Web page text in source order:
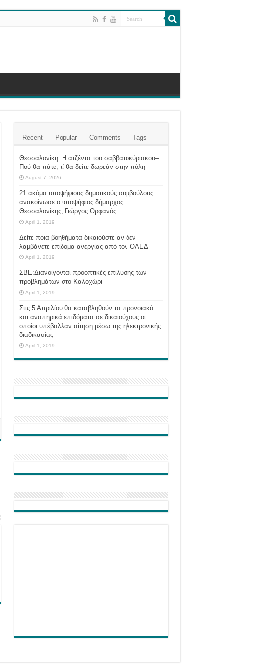
Recent Popular Comments Tags
Θεσσαλονίκη: Η ατζέντα του σαββατοκύριακου–
Πού θα πάτε, τί θα δείτε δωρεάν στην πόλη
August 7, 2026
21 ακόμα υποψήφιους δημοτικούς συμβούλους
ανακοίνωσε ο υποψήφιος δήμαρχος
Θεσσαλονίκης, Γιώργος Ορφανός
April 1, 2019
Δείτε ποια βοηθήματα δικαιούστε αν δεν
λαμβάνετε επίδομα ανεργίας από τον ΟΑΕΔ
April 1, 2019
ΣΒΕ:Διανοίγονται προοπτικές επίλυσης των
προβλημάτων στο Καλοχώρι
April 1, 2019
Στις 5 Απριλίου θα καταβληθούν τα προνοιακά
και αναπηρικά επιδόματα σε δικαιούχους οι
οποίοι υπέβαλλαν αίτηση μέσω της ηλεκτρονικής
διαδικασίας
April 1, 2019